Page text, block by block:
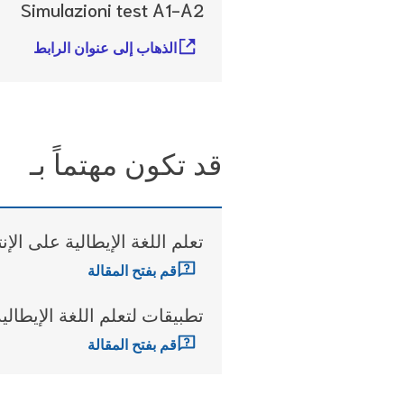
Simulazioni test A1-A2
الذهاب إلى عنوان الرابط
قد تكون مهتماً بـ
تعلم اللغة الإيطالية على
قم بفتح المقالة
تطبيقات لتعلم اللغة
قم بفتح المقالة